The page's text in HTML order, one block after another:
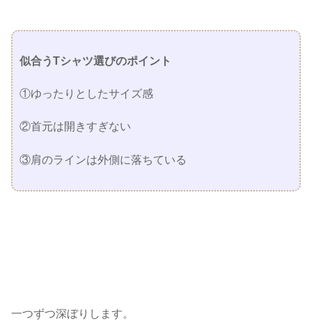
似合うTシャツ選びのポイント
①ゆったりとしたサイズ感
②首元は開きすぎない
③肩のラインは外側に落ちている
一つずつ深ぼりします。